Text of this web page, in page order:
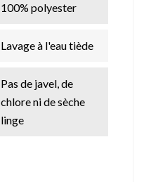
100% polyester
Lavage à l'eau tiède
Pas de javel, de
chlore ni de sèche
linge